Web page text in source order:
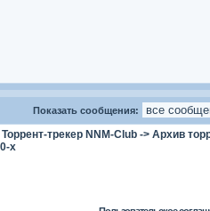
Показать сообщения:
Торрент-трекер NNM-Club -> Архив
х